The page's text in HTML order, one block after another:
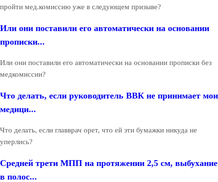
пройти мед.комиссию уже в следующем призыве?
Или они поставили его автоматически на основании
прописки...
Или они поставили его автоматически на основании прописки без
медкомиссии?
Что делать, если руководитель ВВК не принимает мои
медици...
Что делать, если главврач орет, что ей эти бумажки никуда не
уперлись?
Средней трети МПП на протяжении 2,5 см, выбухание
в полос...